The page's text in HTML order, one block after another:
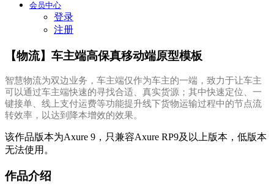
会员中心
登录
注册
【物流】车主端高保真移动端原型模板
智慧物流为双边业务，车主端仅作为车主的一端，致力于让车主
可以通过车主端快速的寻找合适、真实货源；其中快速定位、一
键接单、线上支付运费等功能提升线下货物运输过程中的节点流
转效率，以达到降本增效的效果。
该作品版本为Axure 9，只兼容Axure RP9及以上版本，低版本
无法使用。
作品介绍